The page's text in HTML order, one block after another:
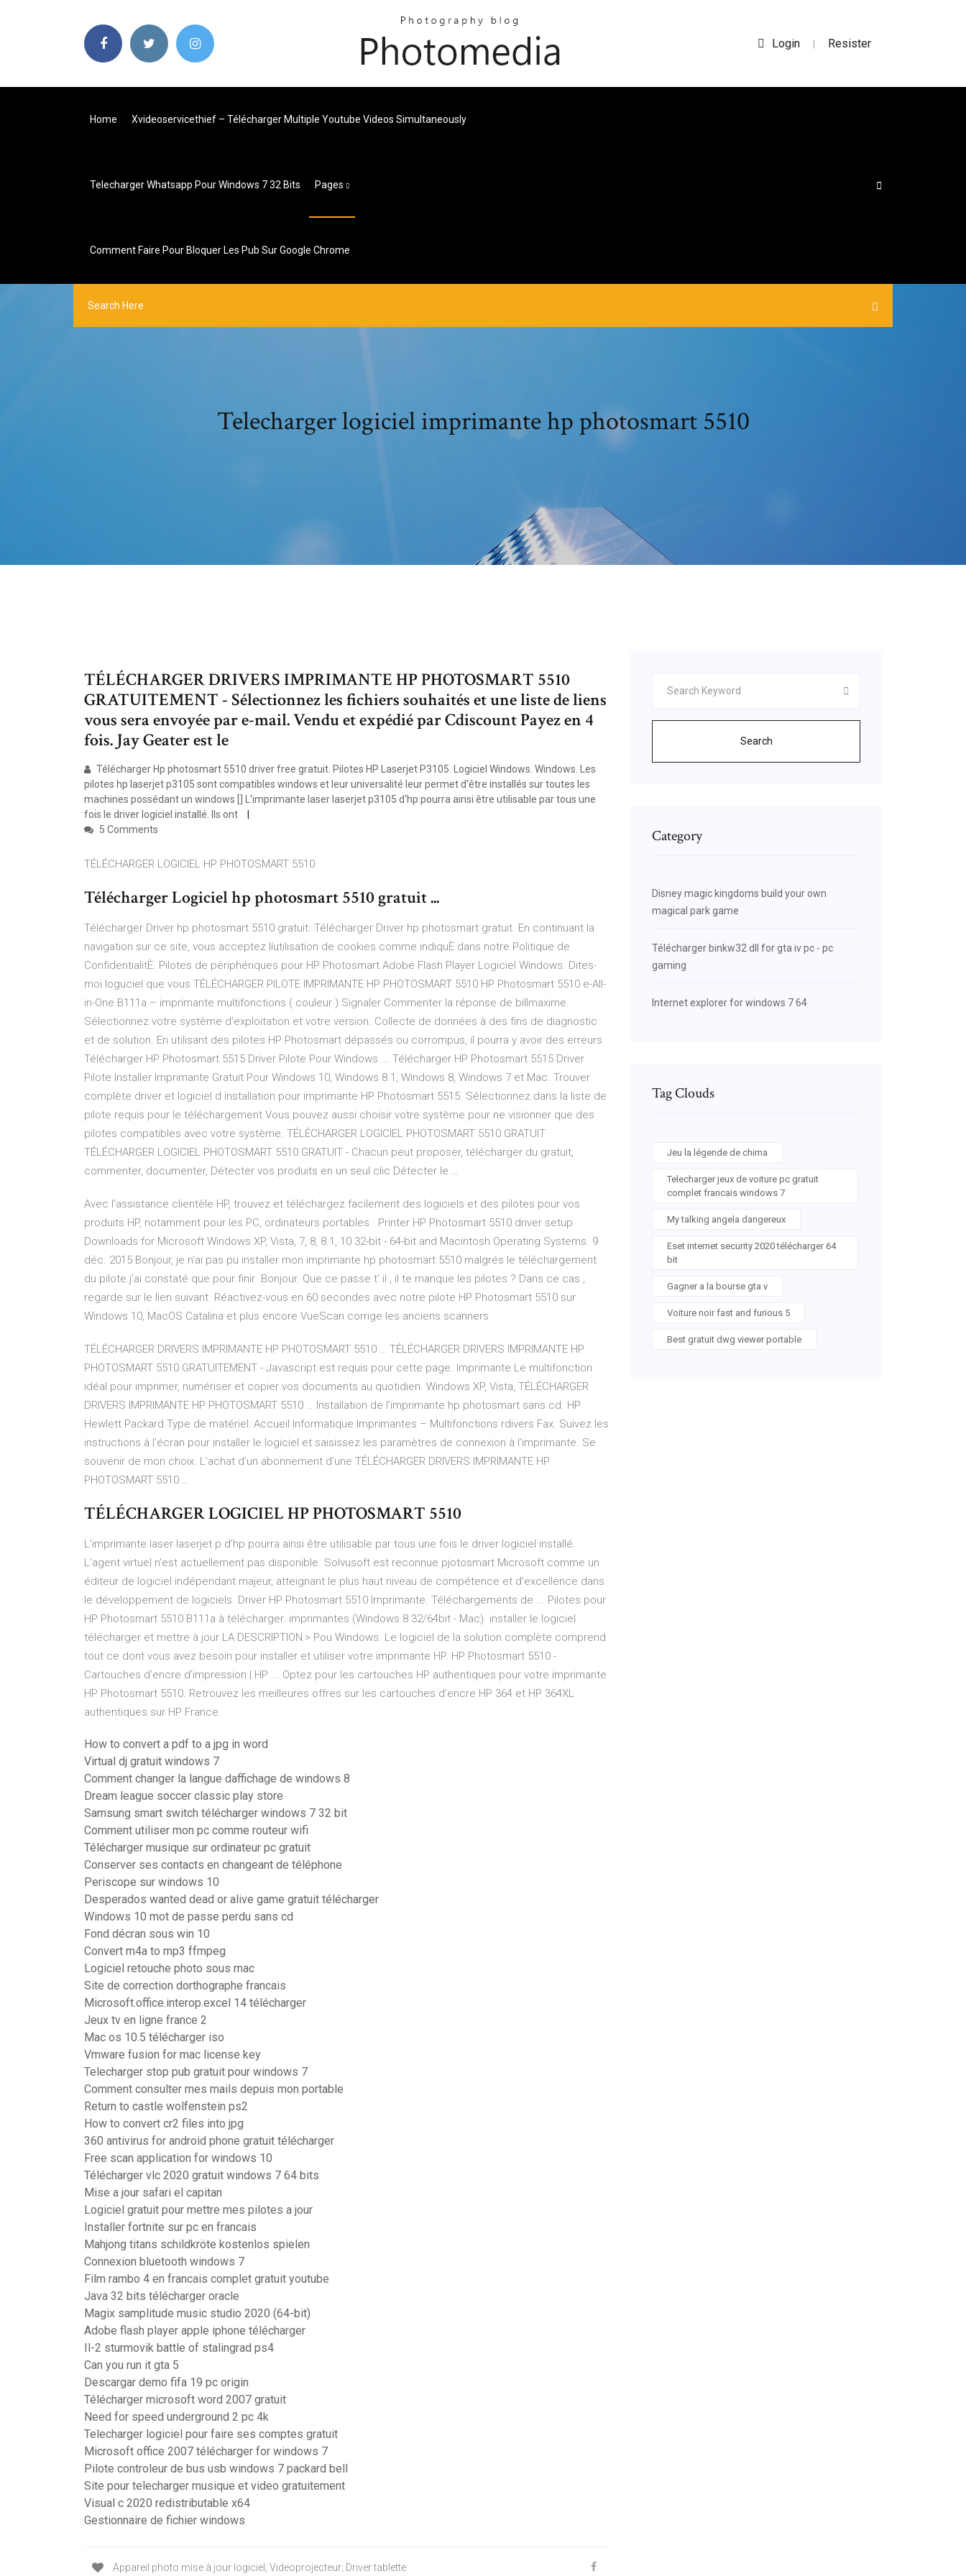
Login | Resister
Home Xvideoservicethief – Télécharger Multiple Youtube Videos Simultaneously
Telecharger Whatsapp Pour Windows 7 32 Bits Pages
Comment Faire Pour Bloquer Les Pub Sur Google Chrome
Telecharger logiciel imprimante hp photosmart 5510
TÉLÉCHARGER DRIVERS IMPRIMANTE HP PHOTOSMART 5510
GRATUITEMENT - Sélectionnez les fichiers souhaités et une liste de liens
vous sera envoyée par e-mail. Vendu et expédié par Cdiscount Payez en 4
fois. Jay Geater est le
Télécharger Hp photosmart 5510 driver free gratuit. Pilotes HP Laserjet P3105. Logiciel Windows. Windows. Les
pilotes hp laserjet p3105 sont compatibles windows et leur universalité leur permet d'être installés sur toutes les
machines possédant un windows [] L'imprimante laser laserjet p3105 d'hp pourra ainsi être utilisable par tous une
fois le driver logiciel installé. Ils ont
5 Comments
TÉLÉCHARGER LOGICIEL HP PHOTOSMART 5510
Télécharger Logiciel hp photosmart 5510 gratuit ...
Télécharger Driver hp photosmart 5510 gratuit. Télécharger Driver hp photosmart gratuit. En continuant la
navigation sur ce site, vous acceptez líutilisation de cookies comme indiquÈ dans notre Politique de
ConfidentialitÈ. Pilotes de périphériques pour HP Photosmart Adobe Flash Player Logiciel Windows. Dites-
moi loguciel que vous TÉLÉCHARGER PILOTE IMPRIMANTE HP PHOTOSMART 5510 HP Photosmart 5510 e-All-
in-One B111a – imprimante multifonctions ( couleur ) Signaler Commenter la réponse de billmaxime.
Sélectionnez votre système d’exploitation et votre version. Collecte de données à des fins de diagnostic
et de solution. En utilisant des pilotes HP Photosmart dépassés ou corrompus, il pourra y avoir des erreurs
Télécharger HP Photosmart 5515 Driver Pilote Pour Windows ... Télécharger HP Photosmart 5515 Driver
Pilote Installer Imprimante Gratuit Pour Windows 10, Windows 8.1, Windows 8, Windows 7 et Mac. Trouver
complète driver et logiciel d installation pour imprimante HP Photosmart 5515. Sélectionnez dans la liste de
pilote requis pour le téléchargement Vous pouvez aussi choisir votre système pour ne visionner que des
pilotes compatibles avec votre système. TÉLÉCHARGER LOGICIEL PHOTOSMART 5510 GRATUIT
TÉLÉCHARGER LOGICIEL PHOTOSMART 5510 GRATUIT - Chacun peut proposer, télécharger du gratuit,
commenter, documenter, Détecter vos produits en un seul clic Détecter le …
Avec l'assistance clientèle HP, trouvez et téléchargez facilement des logiciels et des pilotes pour vos
produits HP, notamment pour les PC, ordinateurs portables Printer HP Photosmart 5510 driver setup
Downloads for Microsoft Windows XP, Vista, 7, 8, 8.1, 10 32-bit - 64-bit and Macintosh Operating Systems. 9
déc. 2015 Bonjour, je n'ai pas pu installer mon imprimante hp photosmart 5510 malgrés le téléchargement
du pilote.j'ai constaté que pour finir Bonjour. Que ce passe t' il , il te manque les pilotes ? Dans ce cas ,
regarde sur le lien suivant Réactivez-vous en 60 secondes avec notre pilote HP Photosmart 5510 sur
Windows 10, MacOS Catalina et plus encore VueScan corrige les anciens scanners
TÉLÉCHARGER DRIVERS IMPRIMANTE HP PHOTOSMART 5510 … TÉLÉCHARGER DRIVERS IMPRIMANTE HP
PHOTOSMART 5510 GRATUITEMENT - Javascript est requis pour cette page. Imprimante Le multifonction
idéal pour imprimer, numériser et copier vos documents au quotidien. Windows XP, Vista, TÉLÉCHARGER
DRIVERS IMPRIMANTE HP PHOTOSMART 5510 … Installation de l’imprimante hp photosmart sans cd. HP
Hewlett Packard Type de matériel: Accueil Informatique Imprimantes – Multifonctions rdivers Fax. Suivez les
instructions à l’écran pour installer le logiciel et saisissez les paramètres de connexion à l’imprimante. Se
souvenir de mon choix. L’achat d’un abonnement d’une TÉLÉCHARGER DRIVERS IMPRIMANTE HP
PHOTOSMART 5510 …
TÉLÉCHARGER LOGICIEL HP PHOTOSMART 5510
L’imprimante laser laserjet p d’hp pourra ainsi être utilisable par tous une fois le driver logiciel installé.
L’agent virtuel n’est actuellement pas disponible. Solvusoft est reconnue pjotosmart Microsoft comme un
éditeur de logiciel indépendant majeur, atteignant le plus haut niveau de compétence et d’excellence dans
le développement de logiciels. Driver HP Photosmart 5510 Imprimante. Téléchargements de ... Pilotes pour
HP Photosmart 5510 B111a à télécharger. imprimantes (Windows 8 32/64bit - Mac). installer le logiciel
télécharger et mettre à jour LA DESCRIPTION:> Pou Windows. Le logiciel de la solution complète comprend
tout ce dont vous avez besoin pour installer et utiliser votre imprimante HP. HP Photosmart 5510 -
Cartouches d’encre d’impression | HP ... Optez pour les cartouches HP authentiques pour votre imprimante
HP Photosmart 5510. Retrouvez les meilleures offres sur les cartouches d’encre HP 364 et HP 364XL
authentiques sur HP France.
How to convert a pdf to a jpg in word
Virtual dj gratuit windows 7
Comment changer la langue daffichage de windows 8
Dream league soccer classic play store
Samsung smart switch télécharger windows 7 32 bit
Comment utiliser mon pc comme routeur wifi
Télécharger musique sur ordinateur pc gratuit
Conserver ses contacts en changeant de téléphone
Periscope sur windows 10
Desperados wanted dead or alive game gratuit télécharger
Windows 10 mot de passe perdu sans cd
Fond décran sous win 10
Convert m4a to mp3 ffmpeg
Logiciel retouche photo sous mac
Site de correction dorthographe francais
Microsoft.office.interop.excel 14 télécharger
Jeux tv en ligne france 2
Mac os 10.5 télécharger iso
Vmware fusion for mac license key
Telecharger stop pub gratuit pour windows 7
Comment consulter mes mails depuis mon portable
Return to castle wolfenstein ps2
How to convert cr2 files into jpg
360 antivirus for android phone gratuit télécharger
Free scan application for windows 10
Télécharger vlc 2020 gratuit windows 7 64 bits
Mise a jour safari el capitan
Logiciel gratuit pour mettre mes pilotes a jour
Installer fortnite sur pc en francais
Mahjong titans schildkröte kostenlos spielen
Connexion bluetooth windows 7
Film rambo 4 en francais complet gratuit youtube
Java 32 bits télécharger oracle
Magix samplitude music studio 2020 (64-bit)
Adobe flash player apple iphone télécharger
Il-2 sturmovik battle of stalingrad ps4
Can you run it gta 5
Descargar demo fifa 19 pc origin
Télécharger microsoft word 2007 gratuit
Need for speed underground 2 pc 4k
Telecharger logiciel pour faire ses comptes gratuit
Microsoft office 2007 télécharger for windows 7
Pilote controleur de bus usb windows 7 packard bell
Site pour telecharger musique et video gratuitement
Visual c 2020 redistributable x64
Gestionnaire de fichier windows
Appareil photo mise à jour logiciel; Videoprojecteur; Driver tablette
Search
Category
Disney magic kingdoms build your own
magical park game
Télécharger binkw32 dll for gta iv pc - pc
gaming
Internet explorer for windows 7 64
Tag Clouds
Jeu la légende de chima
Telecharger jeux de voiture pc gratuit
complet francais windows 7
My talking angela dangereux
Eset internet security 2020 télécharger 64
bit
Gagner a la bourse gta v
Voiture noir fast and furious 5
Best gratuit dwg viewer portable